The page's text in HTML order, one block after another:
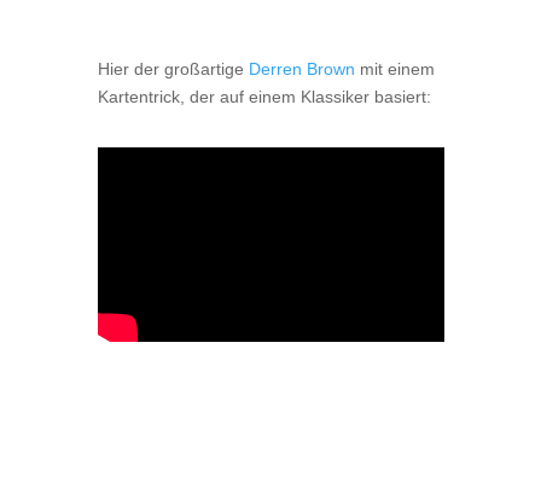
Hier der großartige Derren Brown mit einem
Kartentrick, der auf einem Klassiker basiert: